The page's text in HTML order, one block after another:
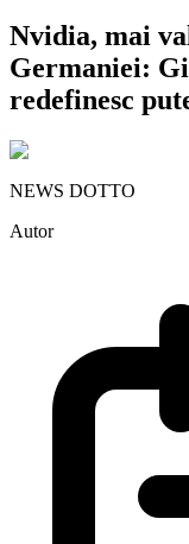
Nvidia, mai
Germaniei:
redefinesc
NEWS DOTTO
Autor